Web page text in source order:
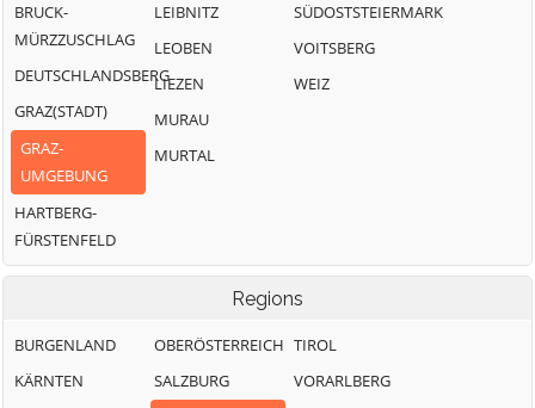
Graz
BRUCK-
MÜRZZUSCHLAG
DEUTSCHLANDSBERG
GRAZ(STADT)
GRAZ-
UMGEBUNG
HARTBERG-
FÜRSTENFELD
LEIBNITZ
LEOBEN
LIEZEN
MURAU
MURTAL
SÜDOSTSTEIERMARK
VOITSBERG
WEIZ
Regions
BURGENLAND
KÄRNTEN
OBERÖSTERREICH
SALZBURG
TIROL
VORARLBERG